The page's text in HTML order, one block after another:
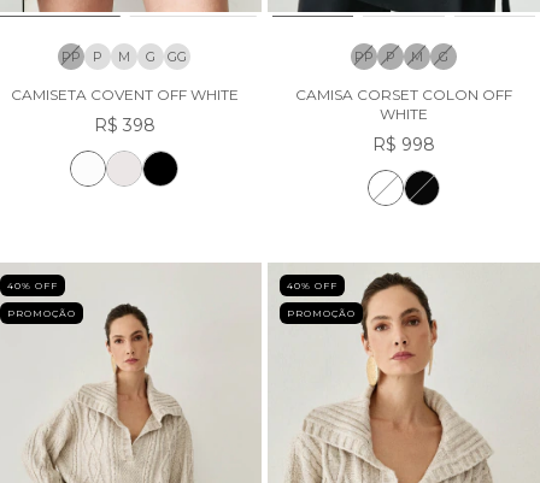
PP P M G GG
CAMISETA COVENT OFF WHITE
R$ 398
PP P M G
CAMISA CORSET COLON OFF
WHITE
R$ 998
40% OFF
PROMOÇÃO
40% OFF
PROMOÇÃO